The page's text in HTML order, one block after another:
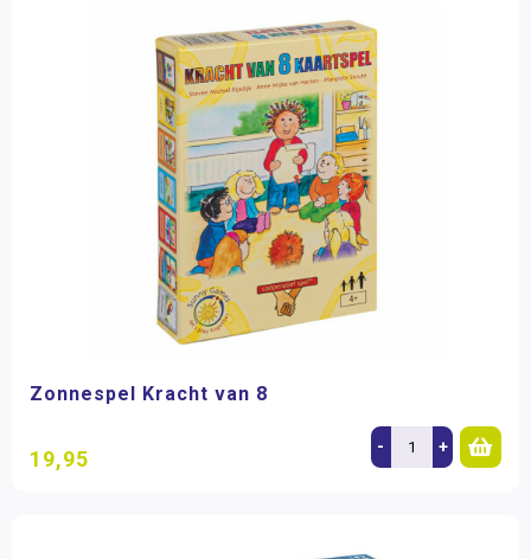
Zonnespel Kracht van 8
19,95 - +